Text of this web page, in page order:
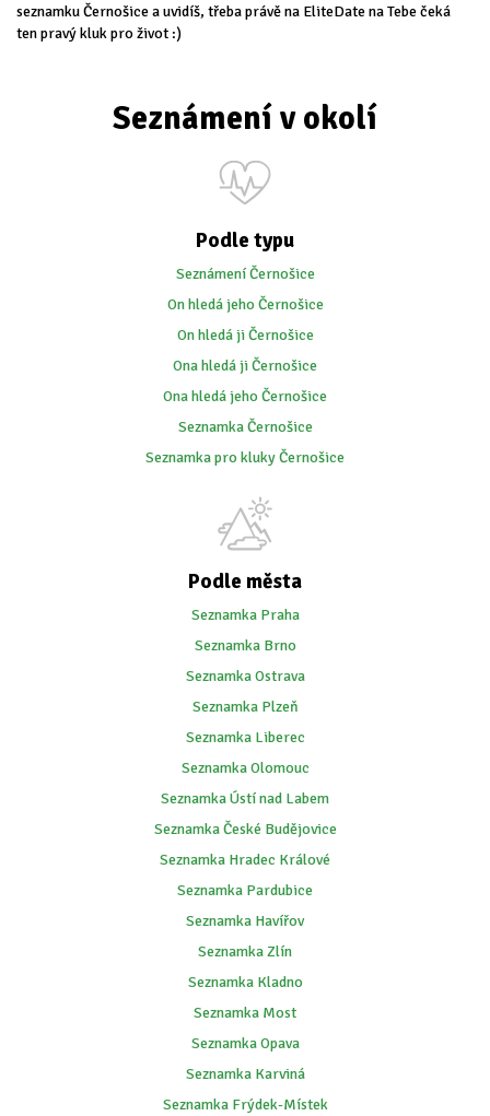
seznamku Černošice a uvidíš, třeba právě na EliteDate na Tebe čeká
ten pravý kluk pro život :)
Seznámení v okolí
Podle typu
Seznámení Černošice
On hledá jeho Černošice
On hledá ji Černošice
Ona hledá ji Černošice
Ona hledá jeho Černošice
Seznamka Černošice
Seznamka pro kluky Černošice
Podle města
Seznamka Praha
Seznamka Brno
Seznamka Ostrava
Seznamka Plzeň
Seznamka Liberec
Seznamka Olomouc
Seznamka Ústí nad Labem
Seznamka České Budějovice
Seznamka Hradec Králové
Seznamka Pardubice
Seznamka Havířov
Seznamka Zlín
Seznamka Kladno
Seznamka Most
Seznamka Opava
Seznamka Karviná
Seznamka Frýdek-Místek